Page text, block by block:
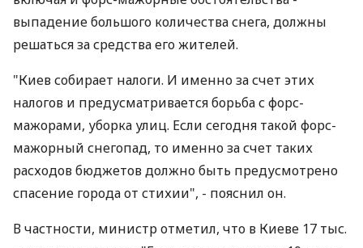
выпадение большого количества снега, должны
решаться за средства его жителей.
"Киев собирает налоги. И именно за счет этих
налогов и предусматривается борьба с форс-
мажорами, уборка улиц. Если сегодня такой форс-
мажорный снегопад, то именно за счет таких
расходов бюджетов должно быть предусмотрено
спасение города от стихии", - пояснил он.
В частности, министр отметил, что в Киеве 17 тыс.